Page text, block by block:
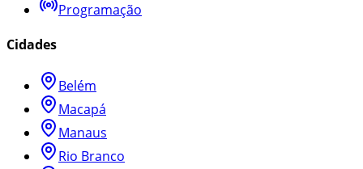
Programação
Cidades
Belém
Macapá
Manaus
Rio Branco